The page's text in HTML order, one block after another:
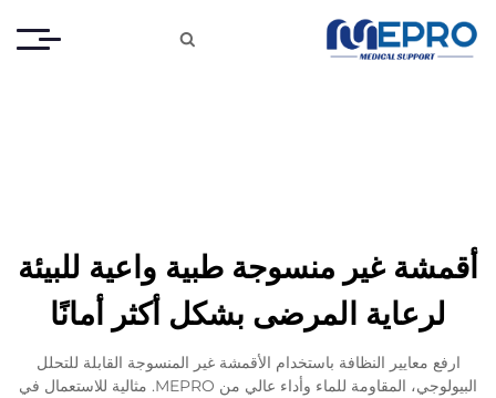

أقمشة غير منسوجة طبية واعية للبيئة
لرعاية المرضى بشكل أكثر أمانًا
ارفع معايير النظافة باستخدام الأقمشة غير المنسوجة القابلة للتحلل
البيولوجي، المقاومة للماء وأداء عالي من MEPRO. مثالية للاستعمال في